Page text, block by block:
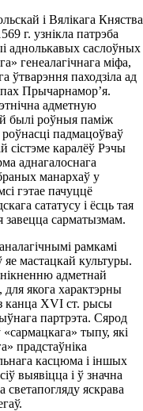
і Вялікага Княства
г. узнікла патрэба
аднолькавых саслоўных
генеалагічнага міфа,
ўтварэння паходзіла ад
Прычарнамор’я.
адметную
былі роўныя паміж
падмацоўваў
каралёў Рэчы
аднагалоснага
манархаў у
гэтае пачуццё
сататусу і ёсць тая
завецца сарматызмам.
рамкамі
мастацкай культуры.
адметнай
якога характэрны
канца ХVІ ст. рысы
партрэта. Сярод
тыпу, які
прадстаўніка
касцюма і іншых
выявіцца і ў значна
яскрава